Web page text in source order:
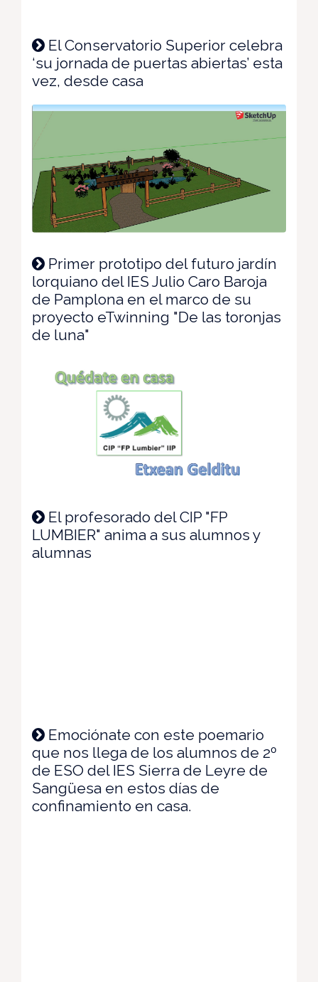
El Conservatorio Superior celebra
‘su jornada de puertas abiertas’ esta
vez, desde casa
Primer prototipo del futuro jardín
lorquiano del IES Julio Caro Baroja
de Pamplona en el marco de su
proyecto eTwinning "De las toronjas
de luna"
El profesorado del CIP "FP
LUMBIER" anima a sus alumnos y
alumnas
Emociónate con este poemario
que nos llega de los alumnos de 2º
de ESO del IES Sierra de Leyre de
Sangüesa en estos días de
confinamiento en casa.